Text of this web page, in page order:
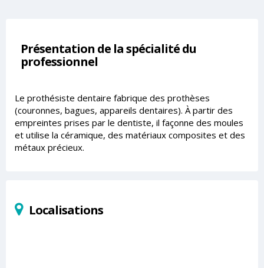
Présentation de la spécialité du
professionnel
Le prothésiste dentaire fabrique des prothèses
(couronnes, bagues, appareils dentaires). À partir des
empreintes prises par le dentiste, il façonne des moules
et utilise la céramique, des matériaux composites et des
métaux précieux.
Localisations